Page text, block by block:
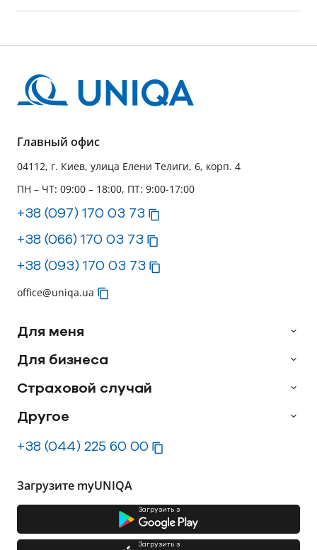
Главный офис
04112, г. Киев, улица Елени Телиги, 6, корп. 4
ПН – ЧТ: 09:00 – 18:00, ПТ: 9:00-17:00
+38 (097) 170 03 73
+38 (066) 170 03 73
+38 (093) 170 03 73
office@uniqa.ua
Для меня
Для бизнеса
Страховой случай
Другое
+38 (044) 225 60 00
Загрузите myUNIQA
Загрузить з
Загрузить з